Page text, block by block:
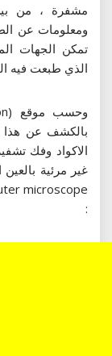
مشفرة ، من
ومعلومات عن
تمكن الجهات
الذي طبعت فيه
بالكشف عن
الاكواد وفك
: